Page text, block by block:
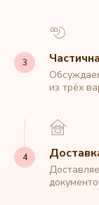
из трёх